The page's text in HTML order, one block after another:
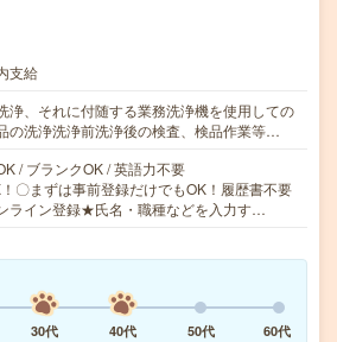
支給
浄、それに付随する業務洗浄機を使用しての
の洗浄洗浄前洗浄後の検査、検品作業等…
/ ブランクOK / 英語力不要
〇まずは事前登録だけでもOK！履歴書不要
ライン登録★氏名・職種などを入力す…
30代 40代 50代 60代